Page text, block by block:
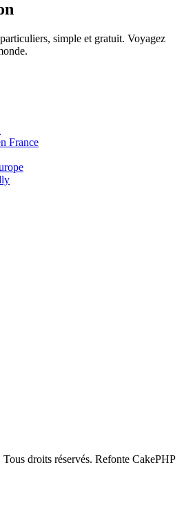
simple et gratuit. Voyagez
France
droits réservés. Refonte CakePHP